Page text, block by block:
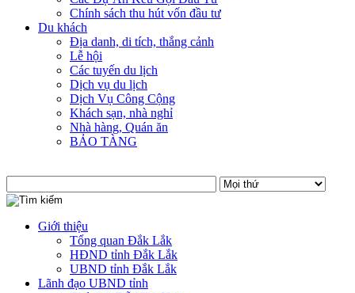
Chính sách thu hút vốn đầu tư
Du khách
Địa danh, di tích, thắng cảnh
Lễ hội
Các tuyến du lịch
Dịch vụ du lịch
Dịch Vụ Công Cộng
Khách sạn, nhà nghỉ
Nhà hàng, Quán ăn
BẢO TÀNG
Giới thiệu
Tổng quan Đắk Lắk
HĐND tỉnh Đắk Lắk
UBND tỉnh Đắk Lắk
Lãnh đạo UBND tỉnh